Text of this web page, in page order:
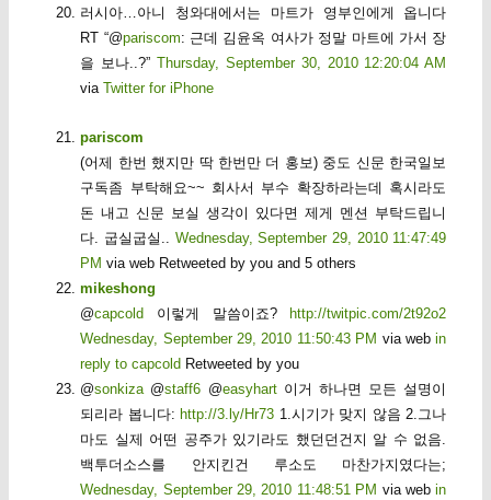
러시아…아니 청와대에서는 마트가 영부인에게 옵니다
RT “@pariscom: 근데 김윤옥 여사가 정말 마트에 가서 장
을 보나..?” Thursday, September 30, 2010 12:20:04 AM
viaTwitter for iPhone
pariscom
(어제 한번 했지만 딱 한번만 더 홍보) 중도 신문 한국일보
구독좀 부탁해요~~ 회사서 부수 확장하라는데 혹시라도
돈 내고 신문 보실 생각이 있다면 제게 멘션 부탁드립니
다. 굽실굽실.. Wednesday, September 29, 2010 11:47:49
PM via web Retweeted by you and 5 others
mikeshong
@capcold 이렇게 말씀이죠?http://twitpic.com/2t92o2
Wednesday, September 29, 2010 11:50:43 PM via webin
reply to capcold Retweeted by you
@sonkiza @staff6 @easyhart이거 하나면 모든 설명이
되리라 봅니다:http://3.ly/Hr73 1.시기가 맞지 않음 2.그나
마도 실제 어떤 공주가 있기라도 했던던건지 알 수 없음.
백투더소스를 안지킨건 루소도 마찬가지였다는;
Wednesday, September 29, 2010 11:48:51 PM via webin